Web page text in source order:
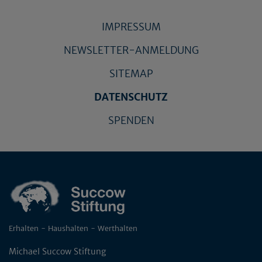
IMPRESSUM
NEWSLETTER-ANMELDUNG
SITEMAP
DATENSCHUTZ
SPENDEN
Erhalten - Haushalten - Werthalten
Michael Succow Stiftung